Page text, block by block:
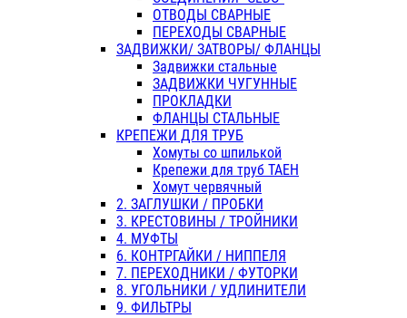
ОТВОДЫ СВАРНЫЕ
ПЕРЕХОДЫ СВАРНЫЕ
ЗАДВИЖКИ/ ЗАТВОРЫ/ ФЛАНЦЫ
Задвижки стальные
ЗАДВИЖКИ ЧУГУННЫЕ
ПРОКЛАДКИ
ФЛАНЦЫ СТАЛЬНЫЕ
КРЕПЕЖИ ДЛЯ ТРУБ
Хомуты со шпилькой
Крепежи для труб ТАЕН
Хомут червячный
2. ЗАГЛУШКИ / ПРОБКИ
3. КРЕСТОВИНЫ / ТРОЙНИКИ
4. МУФТЫ
6. КОНТРГАЙКИ / НИППЕЛЯ
7. ПЕРЕХОДНИКИ / ФУТОРКИ
8. УГОЛЬНИКИ / УДЛИНИТЕЛИ
9. ФИЛЬТРЫ